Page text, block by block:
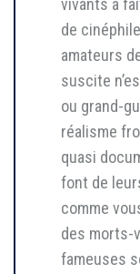
vivants a
de
amateurs
suscite
ou grand-
réalisme
quasi
font de
comme
des morts-
fameuses